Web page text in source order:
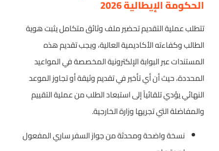
الحكومة الإيطالية 2026
تتطلب عملية التقديم تحضير ملف وثائق متكامل يثبت هوية
الطالب وكفاءته الأكاديمية العالية، ويجب تقديم هذه
المستندات عبر البوابة الإلكترونية المخصصة في المواعيد
المحددة، حيث أن أي تأخير في تقديم وثيقة أو تجاوز الموعد
النهائي يؤدي تلقائياً إلى استبعاد الطلب من عملية التقييم
والمفاضلة التي تجريها وزارة الخارجية.
نسخة واضحة ومحدثة من جواز السفر ساري المفعول